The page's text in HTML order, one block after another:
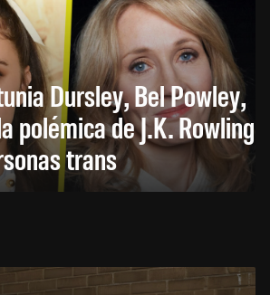
Dursley, Bel Powley,
polémica de J.K. Rowling
trans